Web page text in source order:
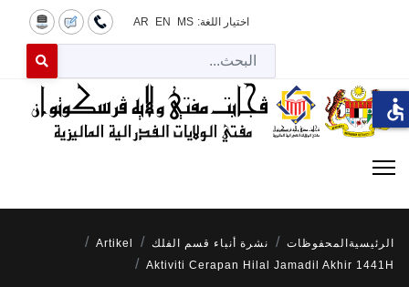
اختيار اللغة: MS
EN
AR
for results.
الرئيسية المحفوظات نشرة أنباء قسم الفلك
Artikel
Aktiviti Cerapan Hilal Jamadil Akhir 1441H
accessible